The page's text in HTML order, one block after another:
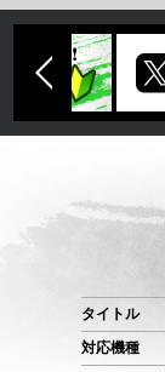
タイトル
対応機種